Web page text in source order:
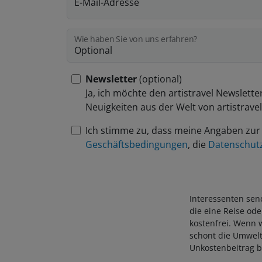
Wie haben Sie von uns erfahren?
Newsletter(optional)
Ja, ich möchte den artistravel
Neuigkeiten aus der Welt von
Ich stimme zu, dass meine Angaben
Geschäftsbedingungen, die
Interessenten
die eine Reise
kostenfrei. Wenn
schont die
Unkostenbeitrag